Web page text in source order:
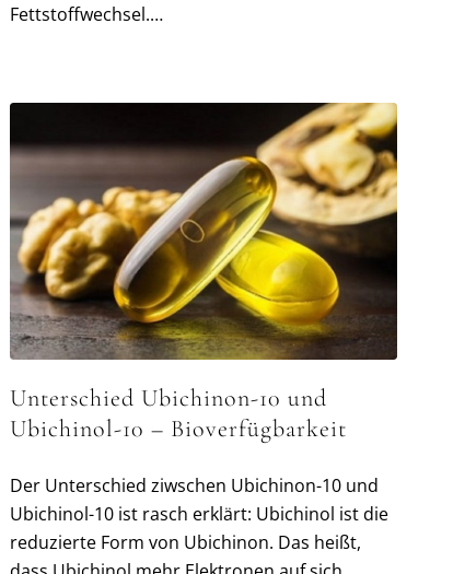
Fettstoffwechsel.…
Unterschied Ubichinon-10 und
Ubichinol-10 – Bioverfügbarkeit
Der Unterschied ziwschen Ubichinon-10 und
Ubichinol-10 ist rasch erklärt: Ubichinol ist die
reduzierte Form von Ubichinon. Das heißt,